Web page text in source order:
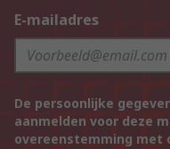
E-mailadres
De persoonlijke
aanmelden voor deze
overeenstemming met